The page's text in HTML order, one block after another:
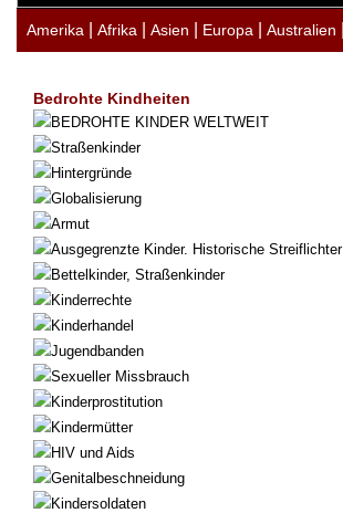
Amerika Afrika Asien Europa Australien
Bedrohte Kindheiten
BEDROHTE KINDER WELTWEIT
Straßenkinder
Hintergründe
Globalisierung
Armut
Ausgegrenzte Kinder. Historische Streiflichter
Bettelkinder, Straßenkinder
Kinderrechte
Kinderhandel
Jugendbanden
Sexueller Missbrauch
Kinderprostitution
Kindermütter
HIV und Aids
Genitalbeschneidung
Kindersoldaten